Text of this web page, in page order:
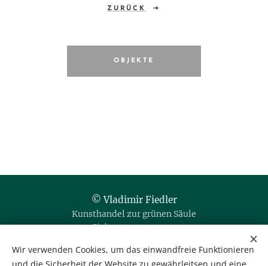
ZURÜCK
OBJEKTE
© Vladimir Fiedler
Kunsthandel zur grünen Säule
Siebensterngasse 20
Wir verwenden Cookies, um das einwandfreie Funktionieren